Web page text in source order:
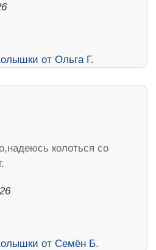
колоться со